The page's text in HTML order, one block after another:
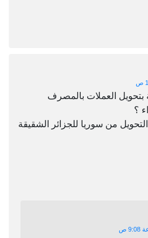
بتحويل العملات بالمصرف
؟
من سوريا للجزائر الشقيقة